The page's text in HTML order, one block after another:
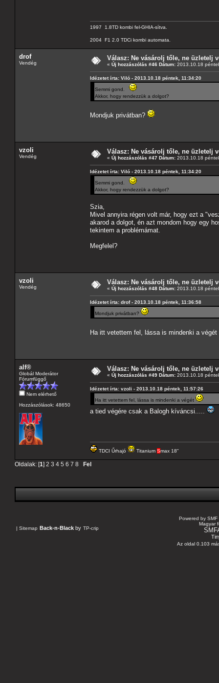
1997 1.8TD kombi fel-GHIA-sítva.
2004 F1 2.0 TDCi kombi automata.
drof
Vendég
Válasz: Ne vásárolj tőle, ne üzletelj
« Új hozzászólás #46 Dátum: 2013.10.18
Idézetet írta: Viló - 2013.10.18 péntek, 11:34:20
Semmi gond.
Akkor, hogy rendezzük a dolgot?
Mondjuk privátban?
vzoli
Vendég
Válasz: Ne vásárolj tőle, ne üzletelj
« Új hozzászólás #47 Dátum: 2013.10.18
Idézetet írta: Viló - 2013.10.18 péntek, 11:34:20
Semmi gond.
Akkor, hogy rendezzük a dolgot?
Szia,
Mivel annyira régen volt már, hogy ezt a
akarod a dolgot, én azt mondom hogy egy
tekintem a problémámat.
Megfelel?
vzoli
Vendég
Válasz: Ne vásárolj tőle, ne üzletelj
« Új hozzászólás #48 Dátum: 2013.10.18
Idézetet írta: drof - 2013.10.18 péntek, 11:36:58
Mondjuk privátban?
Ha itt vetettem fel, lássa is mindenki a végét
alf®
Globál Moderátor
Fórumfüggő
Nem elérhető
Hozzászólások: 48650
Válasz: Ne vásárolj tőle, ne üzletelj
« Új hozzászólás #49 Dátum: 2013.10.18
Idézetet írta: vzoli - 2013.10.18 péntek, 11:57:26
Ha itt vetettem fel, lássa is mindenki a végét
a tied végére csak a Balogh kíváncsi.....
TDCI Űrhajó Titanium Smax 18"
Oldalak: [1] 2 3 4 5 6 7 8 Fel
| Sitemap Back-n-Black by TP-crip
Powered by SMF
Magyar
Az oldal 0.103